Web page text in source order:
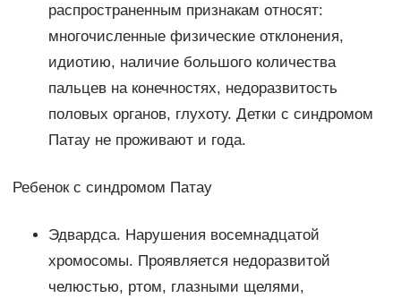
распространенным признакам относят:
многочисленные физические отклонения,
идиотию, наличие большого количества
пальцев на конечностях, недоразвитость
половых органов, глухоту. Детки с синдромом
Патау не проживают и года.
Ребенок с синдромом Патау
Эдвардса. Нарушения восемнадцатой
хромосомы. Проявляется недоразвитой
челюстью, ртом, глазными щелями,